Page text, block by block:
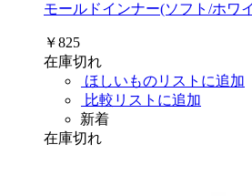
モールドインナー(ソフト/ホワ
￥825
在庫切れ
ほしいものリストに追加
比較リストに追加
新着
在庫切れ